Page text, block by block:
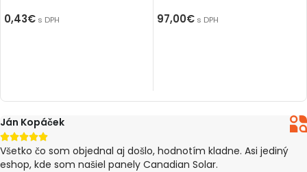
0,43€ s DPH 97,00€ s DPH
Ján Kopáček

Všetko čo som objednal aj došlo, hodnotím kladne. Asi jediný
eshop, kde som našiel panely Canadian Solar.